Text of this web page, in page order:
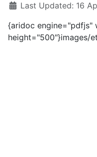
Last Updated: 16
{aridoc engine="pdfjs"
height="500"}images/